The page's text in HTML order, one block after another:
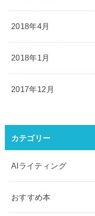
2018年4月
2018年1月
2017年12月
カテゴリー
AIライティング
おすすめ本